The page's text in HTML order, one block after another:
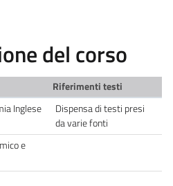
del corso
Riferimenti testi
Inglese
Dispensa di testi presi
da varie fonti
e